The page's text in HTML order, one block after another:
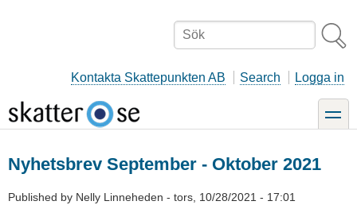
Sök
Kontakta Skattepunkten AB Search Logga in
toggle
Nyhetsbrev September - Oktober 2021
Published by Nelly Linneheden - tors, 10/28/2021 - 17:01